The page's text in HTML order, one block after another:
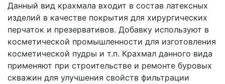
Данный вид крахмала входит в состав латексных
изделий в качестве покрытия для хирургических
перчаток и презервативов. Добавку используют в
косметической промышленности для изготовления
косметической пудры и т.п. Крахмал данного вида
применяют при строительстве и ремонте буровых
скважин для улучшения свойств фильтрации